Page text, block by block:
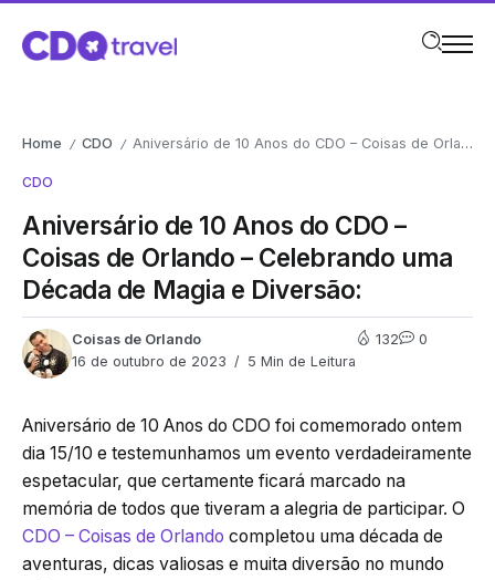
Home / CDO / Aniversário de 10 Anos do CDO – Coisas de Orlando – Celebrando uma Década de Magia e Diversão:
CDO
Aniversário de 10 Anos do CDO –
Coisas de Orlando – Celebrando uma
Década de Magia e Diversão:
Coisas de Orlando
16 de outubro de 2023
5 Min de Leitura
132 0
Aniversário de 10 Anos do CDO foi comemorado ontem
dia 15/10 e testemunhamos um evento verdadeiramente
espetacular, que certamente ficará marcado na
memória de todos que tiveram a alegria de participar. O
CDO – Coisas de Orlando completou uma década de
aventuras, dicas valiosas e muita diversão no mundo